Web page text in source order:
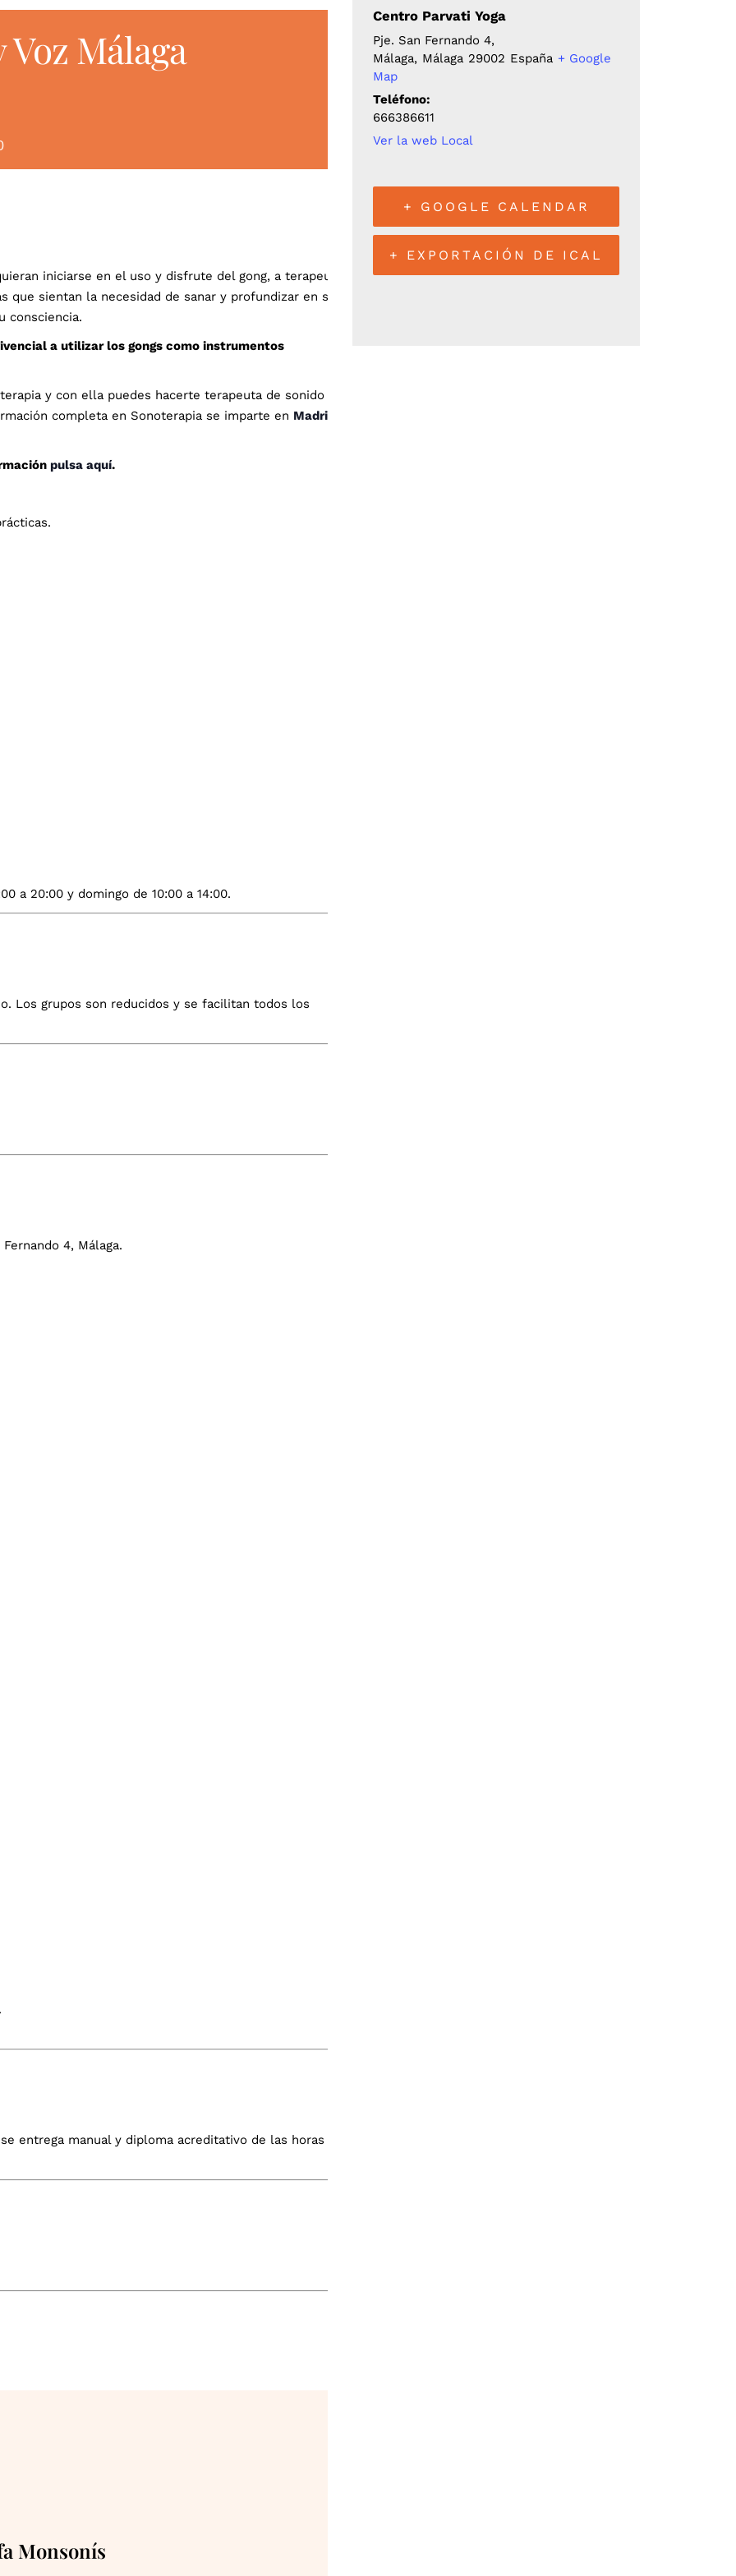
Málaga
iniciarse en el uso y disfrute del gong, a terapeutas
que sientan la necesidad de sanar y profundizar en su
consciencia.
a utilizar los gongs como instrumentos
y con ella puedes hacerte terapeuta de sonido o
completa en Sonoterapia se imparte en Madrid
pulsa aquí.
a 20:00 y domingo de 10:00 a 14:00.
Los grupos son reducidos y se facilitan todos los
4, Málaga.
entrega manual y diploma acreditativo de las horas de
Monsonís
Centro Parvati Yoga
Pje. San Fernando 4,
Málaga, Málaga 29002 España + Google
Map
Teléfono:
666386611
Ver la web Local
+ GOOGLE CALENDAR
+ EXPORTACIÓN DE ICAL